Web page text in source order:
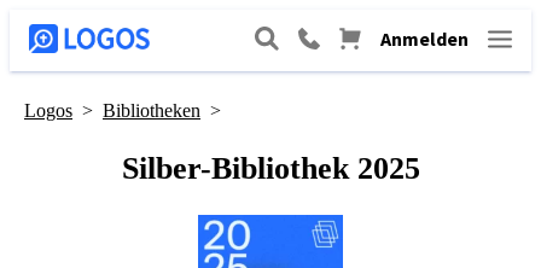
Anmelden
Logos > Bibliotheken >
Silber-Bibliothek 2025